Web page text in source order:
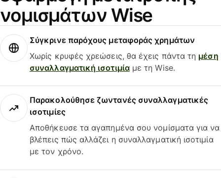
νομισμάτων Wise
Σύγκρινε παρόχους μεταφοράς χρημάτων
Χωρίς κρυφές χρεώσεις, θα έχεις πάντα τη μέση
συναλλαγματική ισοτιμίαμε τη Wise.
Παρακολούθησε ζωντανές συναλλαγματικές
ισοτιμίες
Αποθήκευσε τα αγαπημένα σου νομίσματα για να
βλέπεις πώς αλλάζει η συναλλαγματική ισοτιμία
με τον χρόνο.